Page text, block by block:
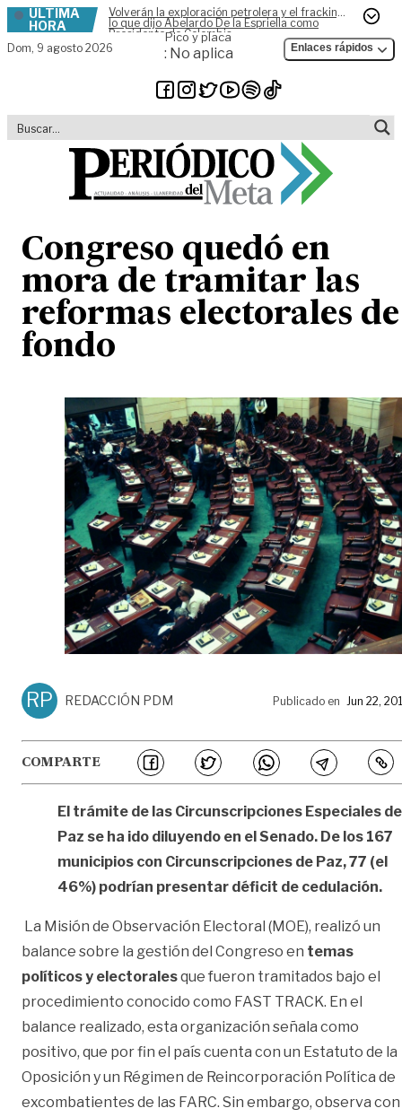
Skip to content
ÚLTIMA
HORA
Volverán la exploración petrolera y el fracking,
lo que dijo Abelardo De la Espriella como
Presidente de Colombia
Dom, 9 agosto 2026
Pico y placa
: No aplica Enlaces rápidos
Congreso quedó en
mora de tramitar las
reformas electorales de
fondo
RP REDACCIÓN PDM Publicado en Jun 22,
COMPARTE
El trámite de las Circunscripciones Especiales de
Paz se ha ido diluyendo en el Senado. De los 167
municipios con Circunscripciones de Paz, 77 (el
46%) podrían presentar déficit de cedulación.
La Misión de Observación Electoral (MOE), realizó un
balance sobre la gestión del Congreso en temas
políticos y electoralesque fueron tramitados bajo el
procedimiento conocido como FAST TRACK. En el
balance realizado, esta organización señala como
positivo, que por fin el país cuenta con un Estatuto de la
Oposición y un Régimen de Reincorporación Política de
excombatientes de las FARC. Sin embargo, observa con